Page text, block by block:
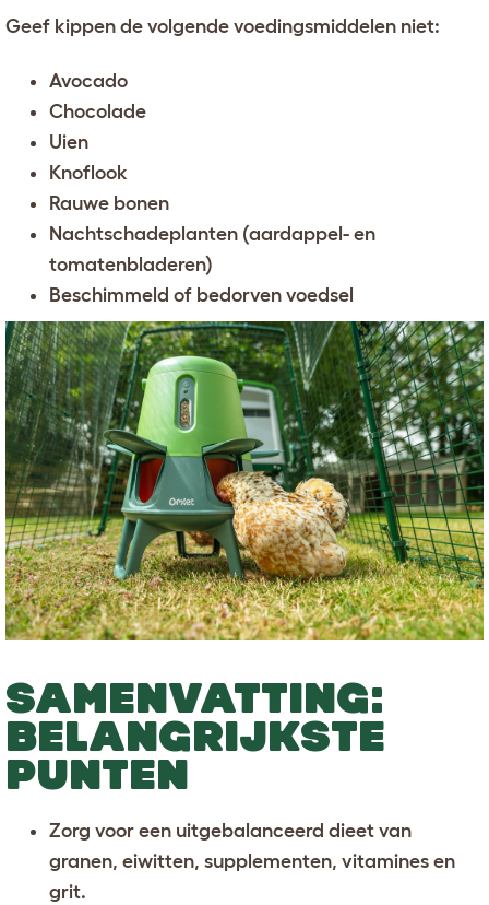
Geef kippen de volgende voedingsmiddelen niet:
Avocado
Chocolade
Uien
Knoflook
Rauwe bonen
Nachtschadeplanten (aardappel- en
tomatenbladeren)
Beschimmeld of bedorven voedsel
SAMENVATTING:
BELANGRIJKSTE
PUNTEN
Zorg voor een uitgebalanceerd dieet van
granen, eiwitten, supplementen, vitamines en
grit.